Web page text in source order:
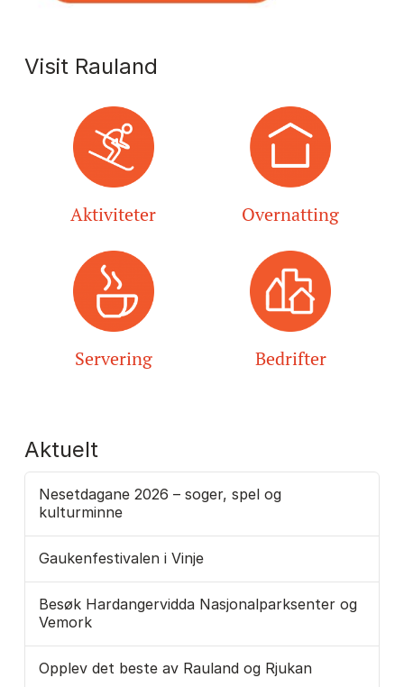
Visit Rauland
Aktiviteter Overnatting
Servering Bedrifter
Aktuelt
Nesetdagane 2026 – soger, spel og
kulturminne
Gaukenfestivalen i Vinje
Besøk Hardangervidda Nasjonalparksenter og
Vemork
Opplev det beste av Rauland og Rjukan